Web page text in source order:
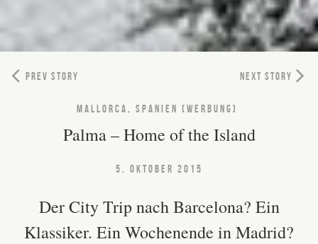
PREV STORY NEXT STORY
MALLORCA, SPANIEN (WERBUNG)
Palma – Home of the Island
5. OKTOBER 2015
Der City Trip nach Barcelona? Ein
Klassiker. Ein Wochenende in Madrid?